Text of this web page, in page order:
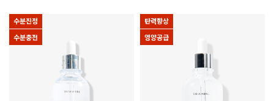
수분진정
수분충전
탄력향상
영양공급